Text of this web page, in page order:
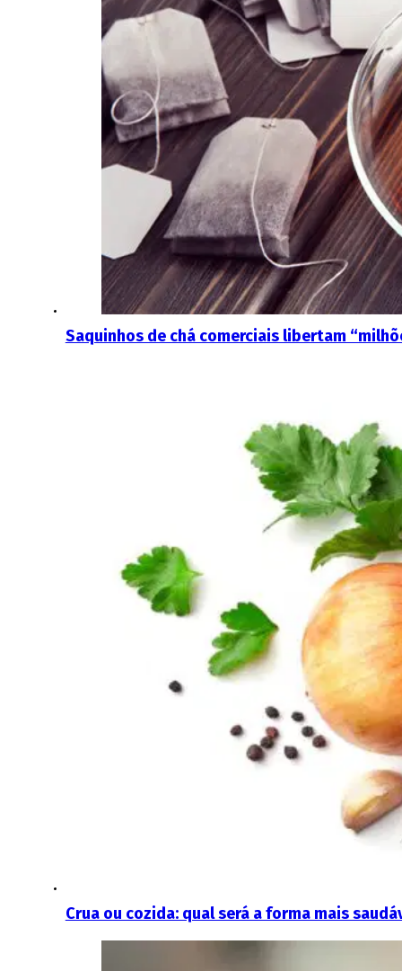
Saquinhos de chá comerciais libertam
Crua ou cozida: qual será a forma mais